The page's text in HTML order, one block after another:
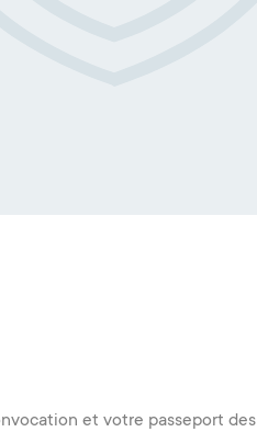
et votre passeport des